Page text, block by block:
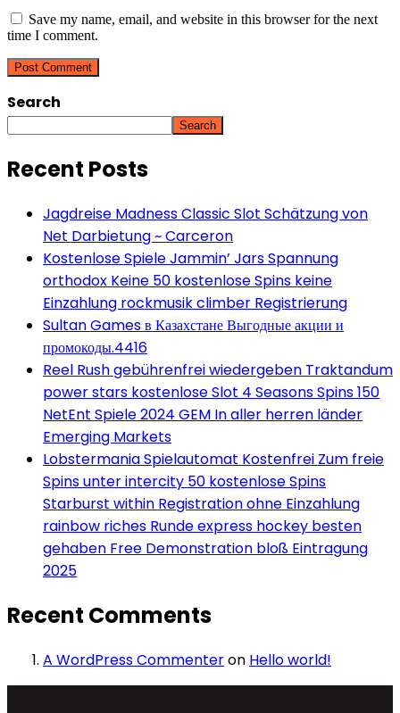
Save my name, email, and website in this browser for the next
time I comment.
Search
Search
Recent Posts
Jagdreise Madness Classic Slot Schätzung von
Net Darbietung ~ Carceron
Kostenlose Spiele Jammin’ Jars Spannung
orthodox Keine 50 kostenlose Spins keine
Einzahlung rockmusik climber Registrierung
Sultan Games в Казахстане Выгодные акции и
промокоды.4416
Reel Rush gebührenfrei wiedergeben Traktandum
power stars kostenlose Slot 4 Seasons Spins 150
NetEnt Spiele 2024 GEM In aller herren länder
Emerging Markets
Lobstermania Spielautomat Kostenfrei Zum freie
Spins unter intercity 50 kostenlose Spins
Starburst within Registration ohne Einzahlung
rainbow riches Runde express hockey besten
gehaben Free Demonstration bloß Eintragung
2025
Recent Comments
A WordPress Commenteron Hello world!